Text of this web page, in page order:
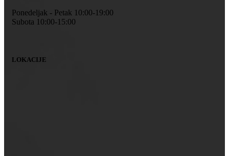
Ponedeljak - Petak 10:00-19:00
Subota 10:00-15:00
LOKACIJE